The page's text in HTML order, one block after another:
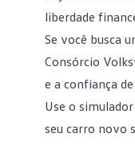
liberdade
Se você busca
Consórcio
e a confiança
Use o
seu carro novo